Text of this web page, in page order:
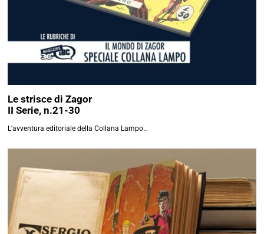
Le strisce di Zagor
II Serie, n.21-30
L'avventura editoriale della Collana Lampo…